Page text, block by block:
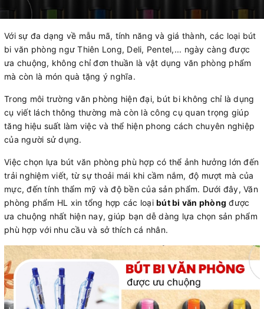
Với sự đa dạng về mẫu mã, tính năng và giá thành, các loại bút
bi văn phòng ngư Thiên Long, Deli, Pentel,... ngày càng được
ưa chuộng, không chỉ đơn thuần là vật dụng văn phòng phẩm
mà còn là món quà tặng ý nghĩa.
Trong môi trường văn phòng hiện đại, bút bi không chỉ là dụng
cụ viết lách thông thường mà còn là công cụ quan trọng giúp
tăng hiệu suất làm việc và thể hiện phong cách chuyên nghiệp
của người sử dụng.
Việc chọn lựa bút văn phòng phù hợp có thể ảnh hưởng lớn đến
trải nghiệm viết, từ sự thoải mái khi cầm nắm, độ mượt mà của
mực, đến tính thẩm mỹ và độ bền của sản phẩm. Dưới đây, Văn
phòng phẩm HL xin tổng hợp các loại bút bi văn phòng được
ưa chuộng nhất hiện nay, giúp bạn dễ dàng lựa chọn sản phẩm
phù hợp với nhu cầu và sở thích cá nhân.